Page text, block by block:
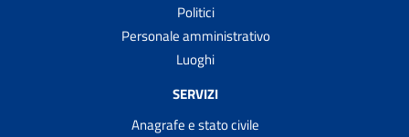
Politici
Personale amministrativo
Luoghi
SERVIZI
Anagrafe e stato civile